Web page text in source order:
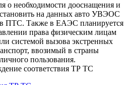
о необходимости дооснащения и
на данных авто УВЭОС
в ПТС. Также в ЕАЭС планируется
права физическим лицам
системой вызова экстренных
ввозимый в страны
пользования.
соответствия ТР ТС